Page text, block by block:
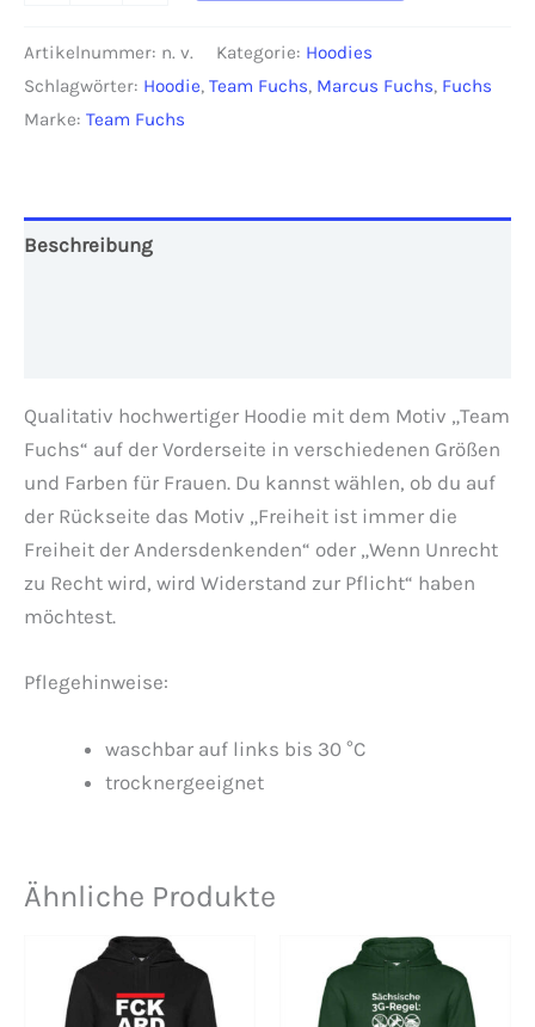
Fuchs"
Damen
Menge
Artikelnummer: n. v. Kategorie: Hoodies
Schlagwörter: Hoodie, Team Fuchs, Marcus Fuchs, Fuchs
Marke: Team Fuchs
Beschreibung
Qualitativ hochwertiger Hoodie mit dem Motiv „Team
Fuchs“ auf der Vorderseite in verschiedenen Größen
und Farben für Frauen. Du kannst wählen, ob du auf
der Rückseite das Motiv „Freiheit ist immer die
Freiheit der Andersdenkenden“ oder „Wenn Unrecht
zu Recht wird, wird Widerstand zur Pflicht“ haben
möchtest.
Pflegehinweise:
waschbar auf links bis 30 °C
trocknergeeignet
Ähnliche Produkte